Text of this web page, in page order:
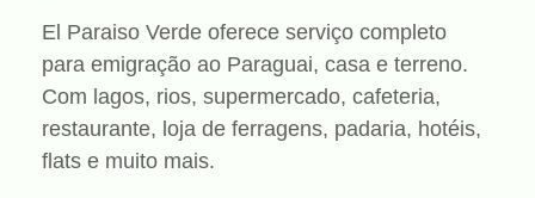
El Paraiso Verde oferece serviço completo
para emigração ao Paraguai, casa e terreno.
Com lagos, rios, supermercado, cafeteria,
restaurante, loja de ferragens, padaria, hotéis,
flats e muito mais.